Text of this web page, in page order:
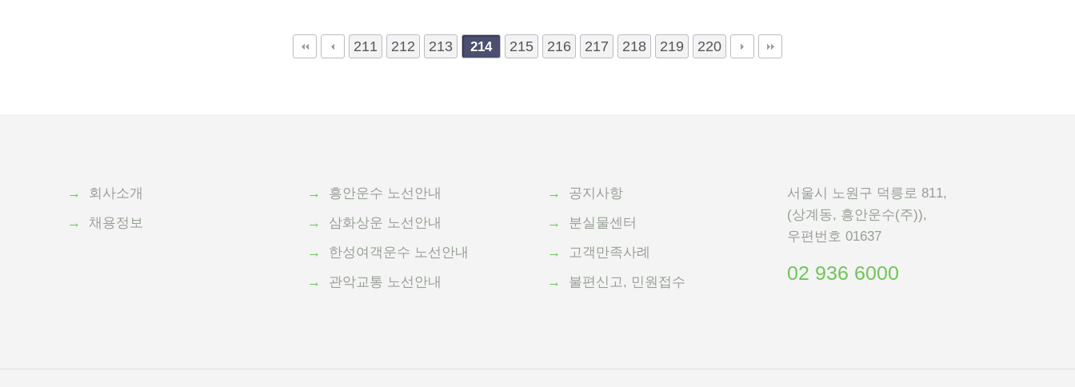
211 212 213 214 215 216 217 218 219 220
다음맨끝
→
회사소개
→
채용정보
→
흥안운수 노선안내
→
삼화상운 노선안내
→
한성여객운수 노선안내
→
관악교통 노선안내
→
공지사항
→
분실물센터
→
고객만족사례
→
불편신고, 민원접수
서울시 노원구 덕릉로 811,
(상계동, 흥안운수(주)),
우편번호 01637
02 936 6000